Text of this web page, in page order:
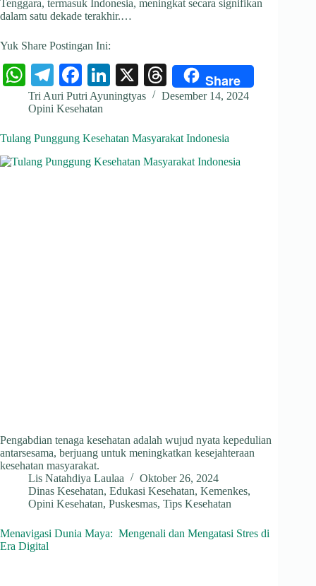
Tenggara, termasuk Indonesia, meningkat secara signifikan
dalam satu dekade terakhir.…
Yuk Share Postingan Ini:
W
ha
ts
A
pp
Te
le
gr
a
m
Fa
ce
bo
ok
Li
nk
In
X
T
hr
ds
Share
Tri Auri Putri Ayuningtyas
Desember 14, 2024
Opini Kesehatan
Tulang Punggung Kesehatan Masyarakat Indonesia
Pengabdian tenaga kesehatan adalah wujud nyata kepedulian
antarsesama, berjuang untuk meningkatkan kesejahteraan
kesehatan masyarakat.
Lis Natahdiya Laulaa
Oktober 26, 2024
Dinas Kesehatan, Edukasi Kesehatan, Kemenkes,
Opini Kesehatan, Puskesmas, Tips Kesehatan
Menavigasi Dunia Maya: Mengenali dan Mengatasi Stres di
Era Digital